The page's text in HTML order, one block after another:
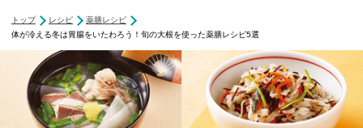
トップ レシピ
薬膳レシピ
体が冷える冬は胃腸をいたわろう！旬の大根を使った薬膳レシピ5選